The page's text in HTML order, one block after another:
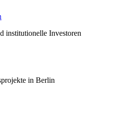
institutionelle Investoren
in Berlin